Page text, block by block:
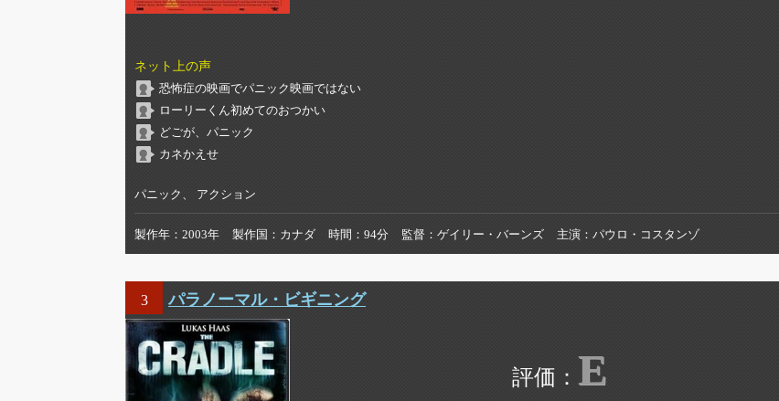
ネット上の声
恐怖症の映画でパニック映画ではない
ローリーくん初めてのおつかい
どごが、パニック
カネかえせ
パニック、 アクション
製作年 2003年 製作国 カナダ 時間 94分 監督 ゲイリー・バーンズ 主演 パウロ・コスタンゾ
3 パラノーマル・ビギニング
E